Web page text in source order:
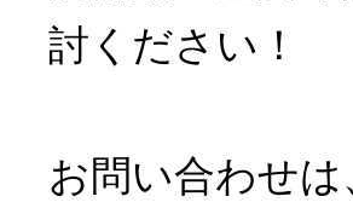
討ください！
お問い合わせは